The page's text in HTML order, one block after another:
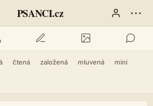
PSANCI.cz ⋯
čtená založená mluvená mini